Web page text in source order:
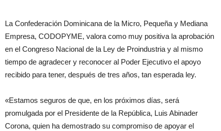
La Confederación Dominicana de la Micro, Pequeña y Mediana
Empresa, CODOPYME, valora como muy positiva la aprobación
en el Congreso Nacional de la Ley de Proindustria y al mismo
tiempo de agradecer y reconocer al Poder Ejecutivo el apoyo
recibido para tener, después de tres años, tan esperada ley.
«Estamos seguros de que, en los próximos días, será
promulgada por el Presidente de la República, Luis Abinader
Corona, quien ha demostrado su compromiso de apoyar el